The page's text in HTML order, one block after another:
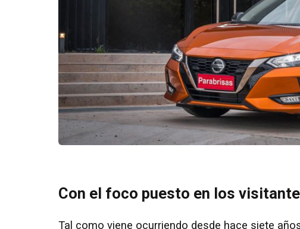
Con el foco puesto en los
Tal como viene ocurriendo desde hace siete